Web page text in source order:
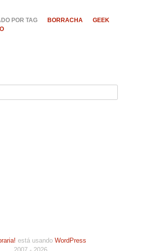
POR TAG BORRACHA
GEEK
está usando WordPress